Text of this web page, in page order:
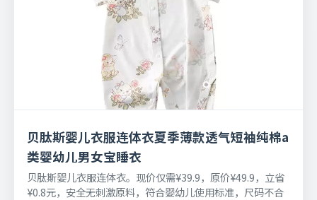
贝肽斯婴儿衣服连体衣夏季薄款透气短袖纯棉a
类婴幼儿男女宝睡衣
贝肽斯婴儿衣服连体衣。现价仅需¥39.9，原价¥49.9，立省
¥0.8元，安全无刺激原料，符合婴幼儿使用标准，尺码不合